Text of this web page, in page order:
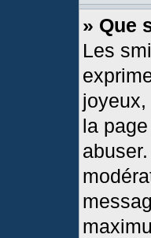
» Que
Les
la